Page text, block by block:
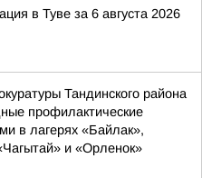
в Туве за 6 августа 2026
Тандинского района
профилактические
в лагерях «Байлак»,
и «Орленок»